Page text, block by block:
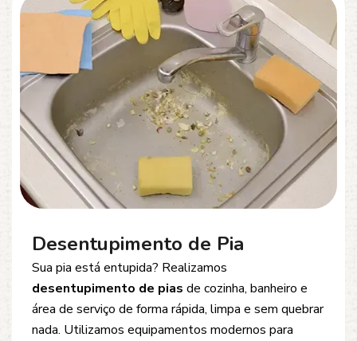
Desentupimento de Esgoto
Problemas comentupimento de esgoto
Oferecemos soluções rápidas e eficientes para
desobstrução de redes de esgoto, caixas de
inspeção e tubulações. Utilizamos equipamentos